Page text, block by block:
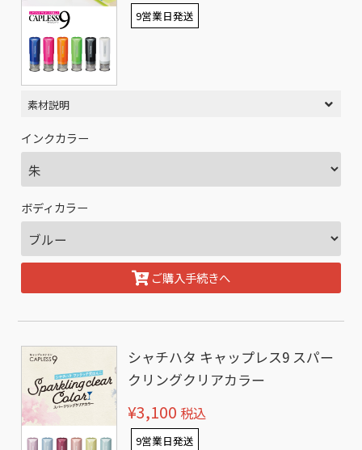
9営業日発送
素材説明
インクカラー
ボディカラー
ご購入手続きへ
シャチハタ キャップレス9 スパー
クリングクリアカラー
¥3,100 税込
9営業日発送